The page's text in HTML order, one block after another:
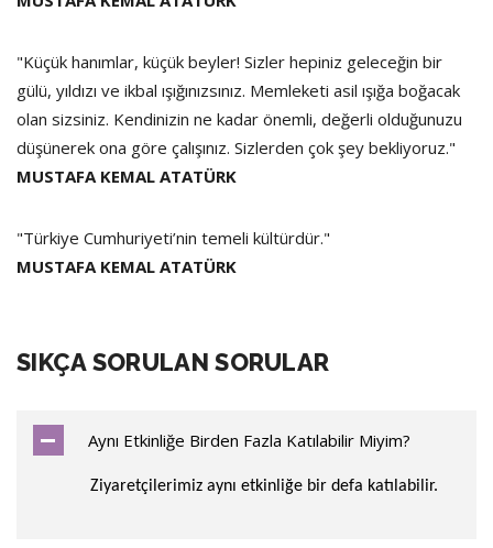
"Küçük hanımlar, küçük beyler! Sizler hepiniz geleceğin bir
gülü, yıldızı ve ikbal ışığınızsınız. Memleketi asil ışığa boğacak
olan sizsiniz. Kendinizin ne kadar önemli, değerli olduğunuzu
düşünerek ona göre çalışınız. Sizlerden çok şey bekliyoruz."
MUSTAFA KEMAL ATATÜRK
"Türkiye Cumhuriyeti’nin temeli kültürdür."
MUSTAFA KEMAL ATATÜRK
SIKÇA SORULAN SORULAR
Aynı Etkinliğe Birden Fazla Katılabilir Miyim?
Ziyaretçilerimiz aynı etkinliğe bir defa katılabilir.